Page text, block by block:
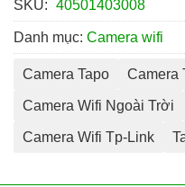
SKU: 40501403008
Danh mục: Camera wifi
Camera Tapo Camera
Camera Wifi Ngoài Trời
Camera Wifi Tp-Link